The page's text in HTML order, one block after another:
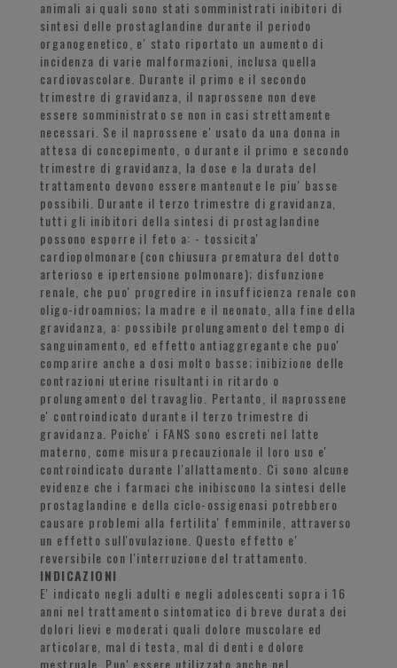
animali ai quali sono stati somministrati inibitori di
sintesi delle prostaglandine durante il periodo
organogenetico, e' stato riportato un aumento di
incidenza di varie malformazioni, inclusa quella
cardiovascolare. Durante il primo e il secondo
trimestre di gravidanza, il naprossene non deve
essere somministrato se non in casi strettamente
necessari. Se il naprossene e' usato da una donna in
attesa di concepimento, o durante il primo e secondo
trimestre di gravidanza, la dose e la durata del
trattamento devono essere mantenute le piu' basse
possibili. Durante il terzo trimestre di gravidanza,
tutti gli inibitori della sintesi di prostaglandine
possono esporre il feto a: - tossicita'
cardiopolmonare (con chiusura prematura del dotto
arterioso e ipertensione polmonare); disfunzione
renale, che puo' progredire in insufficienza renale con
oligo-idroamnios; la madre e il neonato, alla fine della
gravidanza, a: possibile prolungamento del tempo di
sanguinamento, ed effetto antiaggregante che puo'
comparire anche a dosi molto basse; inibizione delle
contrazioni uterine risultanti in ritardo o
prolungamento del travaglio. Pertanto, il naprossene
e' controindicato durante il terzo trimestre di
gravidanza. Poiche' i FANS sono escreti nel latte
materno, come misura precauzionale il loro uso e'
controindicato durante l'allattamento. Ci sono alcune
evidenze che i farmaci che inibiscono la sintesi delle
prostaglandine e della ciclo-ossigenasi potrebbero
causare problemi alla fertilita' femminile, attraverso
un effetto sull'ovulazione. Questo effetto e'
reversibile con l'interruzione del trattamento.
INDICAZIONI
E' indicato negli adulti e negli adolescenti sopra i 16
anni nel trattamento sintomatico di breve durata dei
dolori lievi e moderati quali dolore muscolare ed
articolare, mal di testa, mal di denti e dolore
mestruale. Puo' essere utilizzato anche nel